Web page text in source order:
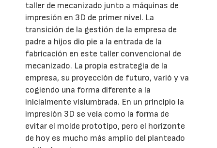
taller de mecanizado junto a máquinas de
impresión en 3D de primer nivel. La
transición de la gestión de la empresa de
padre a hijos dio pie a la entrada de la
fabricación en este taller convencional de
mecanizado. La propia estrategia de la
empresa, su proyección de futuro, varió y va
cogiendo una forma diferente a la
inicialmente vislumbrada. En un principio la
impresión 3D se veía como la forma de
evitar el molde prototipo, pero el horizonte
de hoy es mucho más amplio del planteado